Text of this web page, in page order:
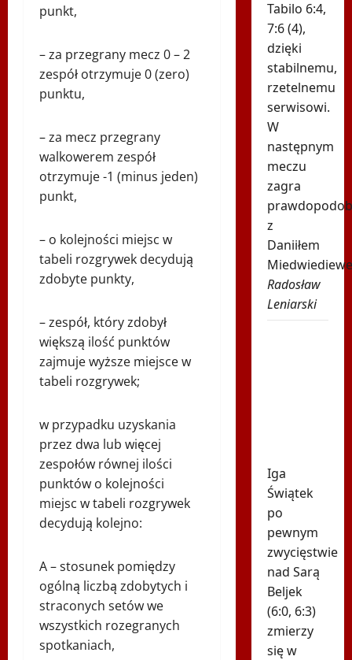
punkt,
– za przegrany mecz 0 – 2
zespół otrzymuje 0 (zero)
punktu,
– za mecz przegrany
walkowerem zespół
otrzymuje -1 (minus jeden)
punkt,
– o kolejności miejsc w
tabeli rozgrywek decydują
zdobyte punkty,
– zespół, który zdobył
większą ilość punktów
zajmuje wyższe miejsce w
tabeli rozgrywek;
w przypadku uzyskania
przez dwa lub więcej
zespołów równej ilości
punktów o kolejności
miejsc w tabeli rozgrywek
decydują kolejno:
A – stosunek pomiędzy
ogólną liczbą zdobytych i
straconych setów we
wszystkich rozegranych
spotkaniach,
Tabilo 6:4,
7:6 (4),
dzięki
stabilnemu,
rzetelnemu
serwisowi.
W
następnym
meczu
zagra
z
Daniiłem
Radosław
Leniarski
Iga
Świątek
po
pewnym
zwycięstwie
nad Sarą
Beljek
(6:0, 6:3)
zmierzy
się w